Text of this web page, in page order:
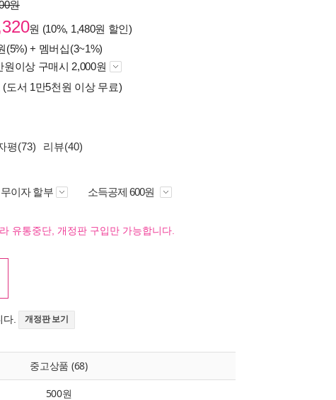
원
원 (10%, 1,480원 할인)
(5%) + 멤버십(3~1%)
원이상 구매시 2,000원
(도서 1만5천원 이상 무료)
평(73) 리뷰(40)
무이자 할부 소득공제 600원
유통중단, 개정판 구입만 가능합니다.
. 개정판 보기
중고상품 (68)
500원